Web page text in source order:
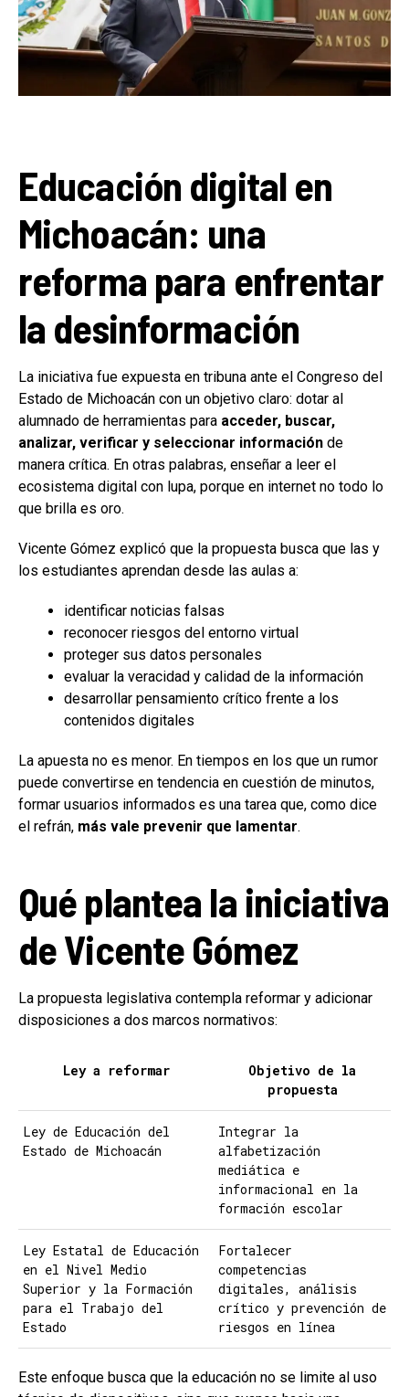
Educación digital en
Michoacán: una
reforma para enfrentar
la desinformación
La iniciativa fue expuesta en tribuna ante el Congreso del
Estado de Michoacán con un objetivo claro: dotar al
alumnado de herramientas para acceder, buscar,
analizar, verificar y seleccionar información de
manera crítica. En otras palabras, enseñar a leer el
ecosistema digital con lupa, porque en internet no todo lo
que brilla es oro.
Vicente Gómez explicó que la propuesta busca que las y
los estudiantes aprendan desde las aulas a:
identificar noticias falsas
reconocer riesgos del entorno virtual
proteger sus datos personales
evaluar la veracidad y calidad de la información
desarrollar pensamiento crítico frente a los
contenidos digitales
La apuesta no es menor. En tiempos en los que un rumor
puede convertirse en tendencia en cuestión de minutos,
formar usuarios informados es una tarea que, como dice
el refrán, más vale prevenir que lamentar.
Qué plantea la iniciativa
de Vicente Gómez
La propuesta legislativa contempla reformar y adicionar
disposiciones a dos marcos normativos:
Ley a reformar
Objetivo de la
propuesta
Ley de Educación del
Estado de Michoacán
Integrar la
alfabetización
mediática e
informacional en la
formación escolar
Ley Estatal de Educación
en el Nivel Medio
Superior y la Formación
para el Trabajo del
Estado
Fortalecer
competencias
digitales, análisis
crítico y prevención de
riesgos en línea
Este enfoque busca que la educación no se limite al uso